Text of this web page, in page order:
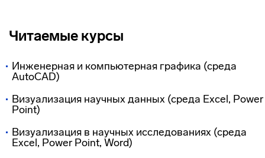
Читаемые курсы
Инженерная и компьютерная графика (среда
AutoCAD)
Визуализация научных данных (среда Excel, Power
Point)
Визуализация в научных исследованиях (среда
Excel, Power Point, Word)